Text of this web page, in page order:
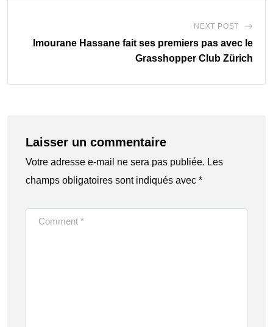
NEXT POST
Imourane Hassane fait ses premiers pas avec le
Grasshopper Club Zürich
Laisser un commentaire
Votre adresse e-mail ne sera pas publiée. Les
champs obligatoires sont indiqués avec *